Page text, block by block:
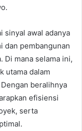
sinyal awal adanya
dan pembangunan
Di mana selama ini,
utama dalam
beralihnya
efisiensi
serta